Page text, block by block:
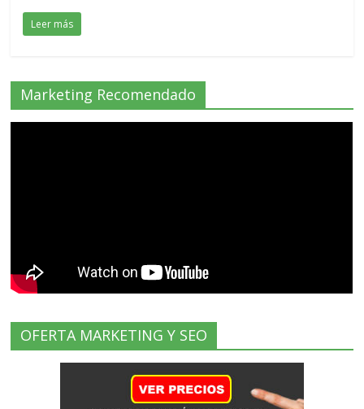
Leer más
Marketing Recomendado
OFERTA MARKETING Y SEO